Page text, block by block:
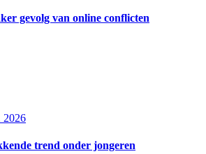
gevolg van online conflicten
2026
trend onder jongeren